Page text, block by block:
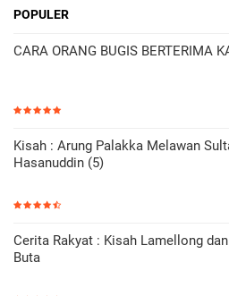
POPULER
CARA ORANG BUGIS BERTERIMA
Kisah : Arung Palakka Melawan
Hasanuddin (5)
Cerita Rakyat : Kisah Lamellong
Buta